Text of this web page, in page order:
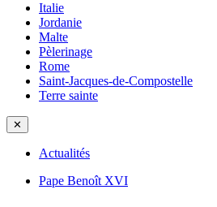
Italie
Jordanie
Malte
Pèlerinage
Rome
Saint-Jacques-de-Compostelle
Terre sainte
✕
Actualités
Pape Benoît XVI